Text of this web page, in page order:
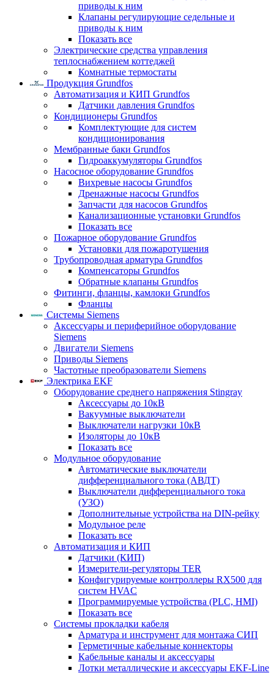
приводы к ним
Клапаны регулирующие седельные и
приводы к ним
Показать все
Электрические средства управления
теплоснабжением коттеджей
Комнатные термостаты
Продукция Grundfos
Автоматизация и КИП Grundfos
Датчики давления Grundfos
Кондиционеры Grundfos
Комплектующие для систем
кондиционирования
Мембранные баки Grundfos
Гидроаккумуляторы Grundfos
Насосное оборудование Grundfos
Вихревые насосы Grundfos
Дренажные насосы Grundfos
Запчасти для насосов Grundfos
Канализационные установки Grundfos
Показать все
Пожарное оборудование Grundfos
Установки для пожаротушения
Трубопроводная арматура Grundfos
Компенсаторы Grundfos
Обратные клапаны Grundfos
Фитинги, фланцы, камлоки Grundfos
Фланцы
Системы Siemens
Аксессуары и периферийное оборудование
Siemens
Двигатели Siemens
Приводы Siemens
Частотные преобразователи Siemens
Электрика EKF
Оборудование среднего напряжения Stingray
Аксессуары до 10кВ
Вакуумные выключатели
Выключатели нагрузки 10кВ
Изоляторы до 10кВ
Показать все
Модульное оборудование
Автоматические выключатели
дифференциального тока (АВДТ)
Выключатели дифференциального тока
(УЗО)
Дополнительные устройства на DIN-рейку
Модульное реле
Показать все
Автоматизация и КИП
Датчики (КИП)
Измерители-регуляторы TER
Конфигурируемые контроллеры RX500 для
систем HVAC
Программируемые устройства (PLC, HMI)
Показать все
Системы прокладки кабеля
Арматура и инструмент для монтажа СИП
Герметичные кабельные коннекторы
Кабельные каналы и аксессуары
Лотки металлические и аксессуары EKF-Line